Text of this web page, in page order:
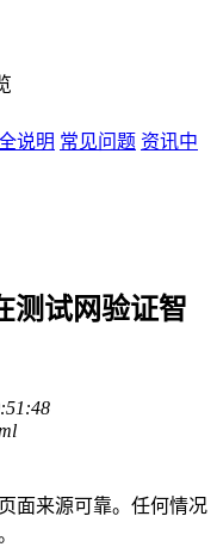
说明 常见问题 资讯中
测试网验证智
面来源可靠。任何情况